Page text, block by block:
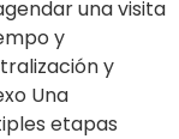
una visita
y
y
Una
etapas